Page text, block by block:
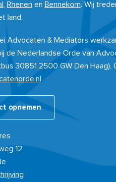
Rhenen en Bennekom. Wij
land.
Advocaten & Mediators
de Nederlandse Orde van
30851 2500 GW Den Haag),
opnemen
12